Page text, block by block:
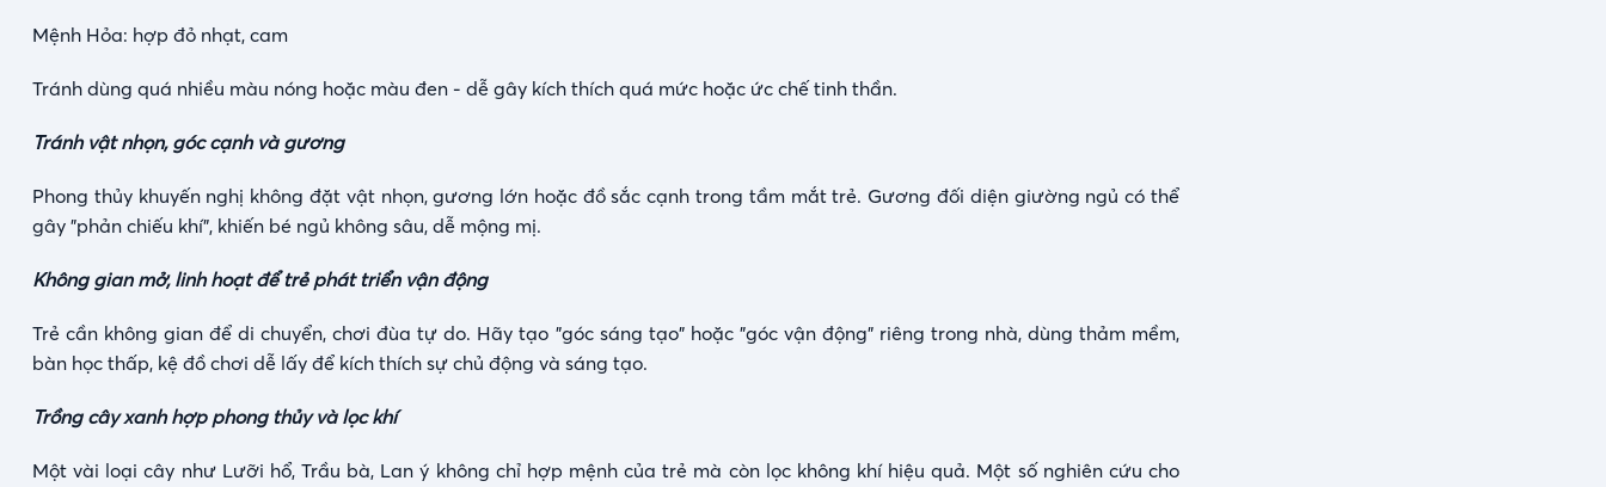
Mệnh Hỏa: hợp đỏ nhạt, cam
Tránh dùng quá nhiều màu nóng hoặc màu đen - dễ gây kích thích quá mức hoặc ức chế tinh thần.
Tránh vật nhọn, góc cạnh và gương
Phong thủy khuyến nghị không đặt vật nhọn, gương lớn hoặc đồ sắc cạnh trong tầm mắt trẻ. Gương đối diện giường ngủ có thể
gây "phản chiếu khí", khiến bé ngủ không sâu, dễ mộng mị.
Không gian mở, linh hoạt để trẻ phát triển vận động
Trẻ cần không gian để di chuyển, chơi đùa tự do. Hãy tạo "góc sáng tạo" hoặc "góc vận động" riêng trong nhà, dùng thảm mềm,
bàn học thấp, kệ đồ chơi dễ lấy để kích thích sự chủ động và sáng tạo.
Trồng cây xanh hợp phong thủy và lọc khí
Một vài loại cây như Lưỡi hổ, Trầu bà, Lan ý không chỉ hợp mệnh của trẻ mà còn lọc không khí hiệu quả. Một số nghiên cứu cho